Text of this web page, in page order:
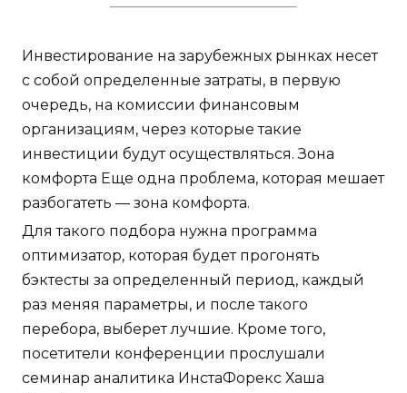
Инвестирование на зарубежных рынках несет
с собой определенные затраты, в первую
очередь, на комиссии финансовым
организациям, через которые такие
инвестиции будут осуществляться. Зона
комфорта Еще одна проблема, которая мешает
разбогатеть — зона комфорта.
Для такого подбора нужна программа
оптимизатор, которая будет прогонять
бэктесты за определенный период, каждый
раз меняя параметры, и после такого
перебора, выберет лучшие. Кроме того,
посетители конференции прослушали
семинар аналитика ИнстаФорекс Хаша